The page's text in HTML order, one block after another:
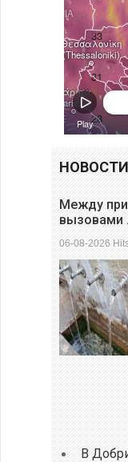
Между
вызовами
06-08-2026
В